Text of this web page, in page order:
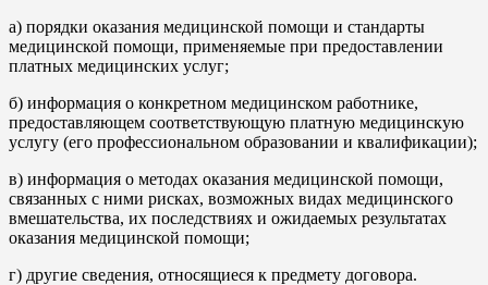
а) порядки оказания медицинской помощи и стандарты
медицинской помощи, применяемые при предоставлении
платных медицинских услуг;
б) информация о конкретном медицинском работнике,
предоставляющем соответствующую платную медицинскую
услугу (его профессиональном образовании и квалификации);
в) информация о методах оказания медицинской помощи,
связанных с ними рисках, возможных видах медицинского
вмешательства, их последствиях и ожидаемых результатах
оказания медицинской помощи;
г) другие сведения, относящиеся к предмету договора.